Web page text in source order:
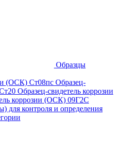
Образцы
(ОСК) Ст08пс Образец-
Образец-свидетель коррозии
коррозии (ОСК) 09Г2С
для контроля и определения